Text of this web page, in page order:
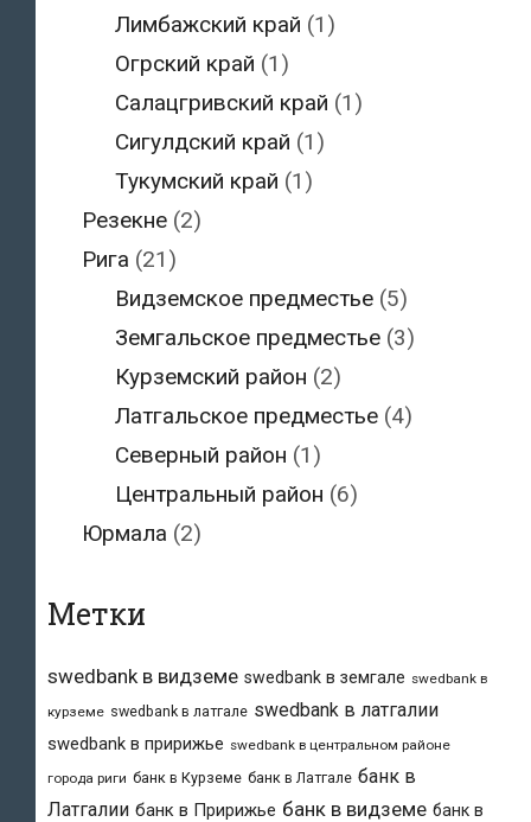
Лимбажский край (1)
Огрский край (1)
Салацгривский край (1)
Сигулдский край (1)
Тукумский край (1)
Резекне(2)
Рига (21)
Видземское предместье (5)
Земгальское предместье (3)
Курземский район (2)
Латгальское предместье (4)
Северный район (1)
Центральный район (6)
Юрмала (2)
Метки
swedbank в видземе swedbank в земгале swedbank в
курземе swedbank в латгале swedbank в латгалии
swedbank в пририжье swedbank в центральном районе
города риги банк в Курземе банк в Латгале банк в
Латгалии банк в Пририжье банк в видземе банк в